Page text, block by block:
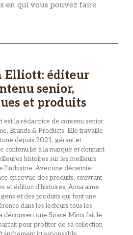
en qui vous pouvez faire
Elliott: éditeur
senior,
et produits
est la rédactrice de contenu senior
Brands & Products. Elle travaille
depuis 2021, gérant et
contenu lié à la marque et donnant
histoires sur les meilleurs
l'industrie. Avec une décennie
en revue des produits, couvrant
et édition d'histoires, Anna aime
et des produits qui font une
dans les lecteurs tous les
découvert que Space Mints fait le
pour profiter de sa collection